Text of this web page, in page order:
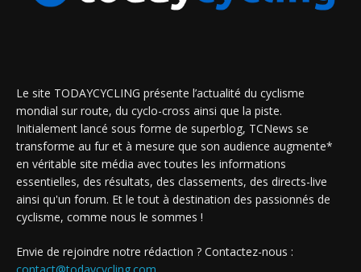
Le site TODAYCYCLING présente l’actualité du cyclisme
mondial sur route, du cyclo-cross ainsi que la piste.
Initialement lancé sous forme de superblog, TCNews se
transforme au fur et à mesure que son audience augmente*
en véritable site média avec toutes les informations
essentielles, des résultats, des classements, des directs-live
ainsi qu'un forum. Et le tout à destination des passionnés de
cyclisme, comme nous le sommes !
Envie de rejoindre notre rédaction ? Contactez-nous :